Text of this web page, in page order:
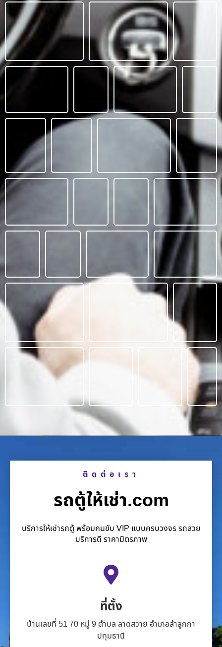
ติดต่อเรา
รถตู้ให้เช่า.com
บริการให้เช่ารถตู้ พร้อมคนขับ VIP แบบครบวงจร รถสวย
บริการดี ราคามิตรภาพ
ที่ตั้ง
บ้านเลขที่ 51 70 หมู่ 9 ตำบล ลาดสวาย อำเภอลำลูกกา
ปทุมธานี